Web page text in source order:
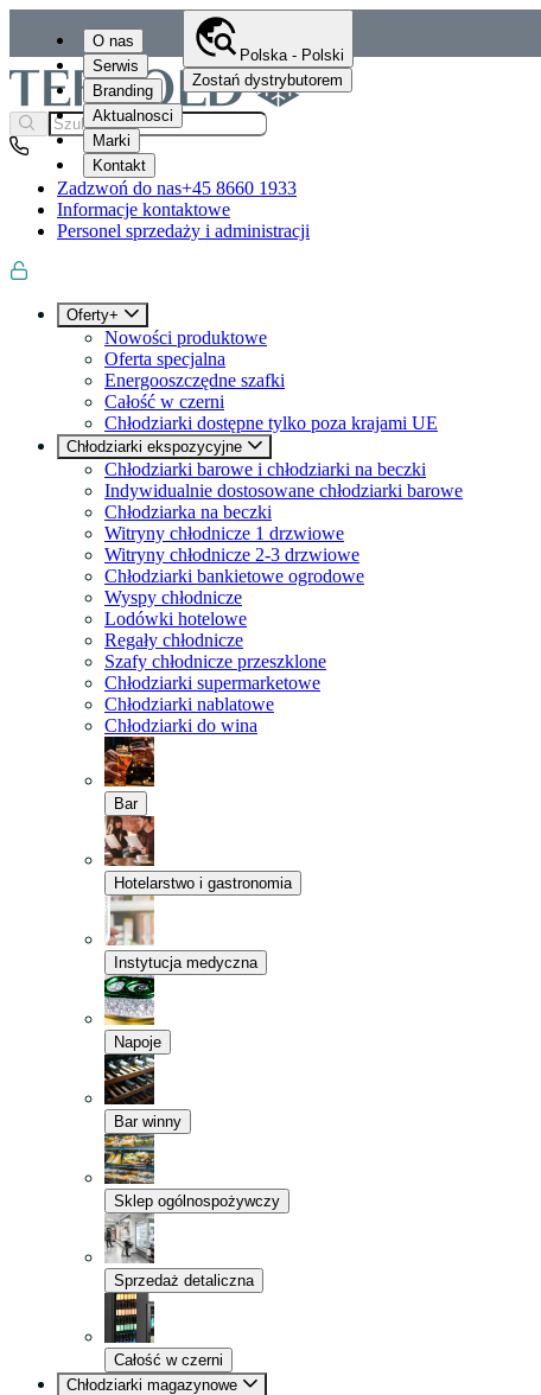
O nas
Serwis
Branding
Aktualnosci
Marki
Kontakt
Polska - Polski
Zostań dystrybutorem
Zadzwoń do nas+45 8660 1933
Informacje kontaktowe
Personel sprzedaży i administracji
Oferty+
Nowości produktowe
Oferta specjalna
Energooszczędne szafki
Całość w czerni
Chłodziarki dostępne tylko poza krajami UE
Chłodziarki ekspozycyjne
Chłodziarki barowe i chłodziarki na beczki
Indywidualnie dostosowane chłodziarki barowe
Chłodziarka na beczki
Witryny chłodnicze 1 drzwiowe
Witryny chłodnicze 2-3 drzwiowe
Chłodziarki bankietowe ogrodowe
Wyspy chłodnicze
Lodówki hotelowe
Regały chłodnicze
Szafy chłodnicze przeszklone
Chłodziarki supermarketowe
Chłodziarki nablatowe
Chłodziarki do wina
Bar
Hotelarstwo i gastronomia
Instytucja medyczna
Napoje
Bar winny
Sklep ogólnospożywczy
Sprzedaż detaliczna
Całość w czerni
Chłodziarki magazynowe